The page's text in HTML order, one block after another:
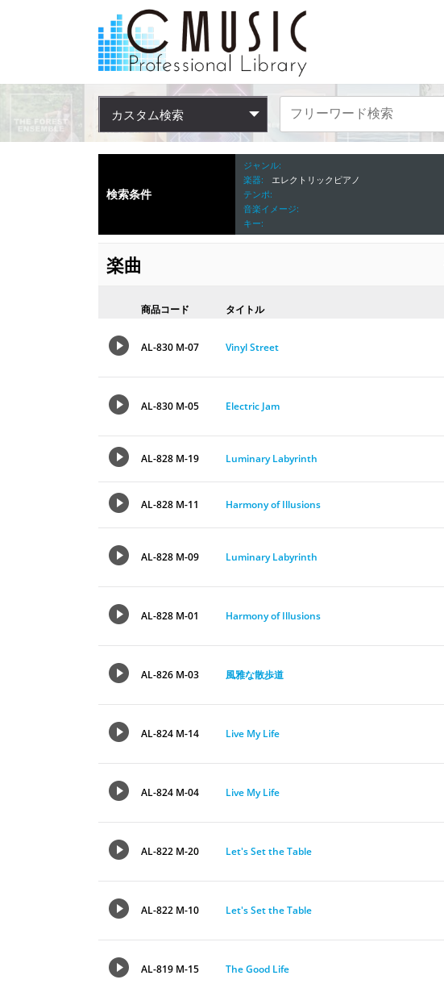
カスタム検索
検索条件
ジャンル
楽器
エレクトリックピアノ
テンポ
音楽イメージ
キー
楽曲
商品コード タイトル
AL-830 M-07 Vinyl Street
AL-830 M-05 Electric Jam
AL-828 M-19 Luminary Labyrinth
AL-828 M-11 Harmony of Illusions
AL-828 M-09 Luminary Labyrinth
AL-828 M-01 Harmony of Illusions
AL-826 M-03 風雅な散歩道
AL-824 M-14 Live My Life
AL-824 M-04 Live My Life
AL-822 M-20 Let's Set the Table
AL-822 M-10 Let's Set the Table
AL-819 M-15 The Good Life